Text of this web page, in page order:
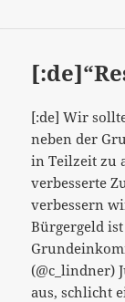
[:de] Wir
neben der
in Teilzeit zu
verbesserte
verbessern
Bürgergeld
(@c_lindner)
aus, schlicht